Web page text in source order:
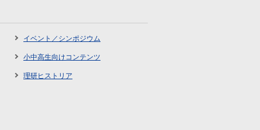
イベント／シンポジウム
小中高生向けコンテンツ
理研ヒストリア